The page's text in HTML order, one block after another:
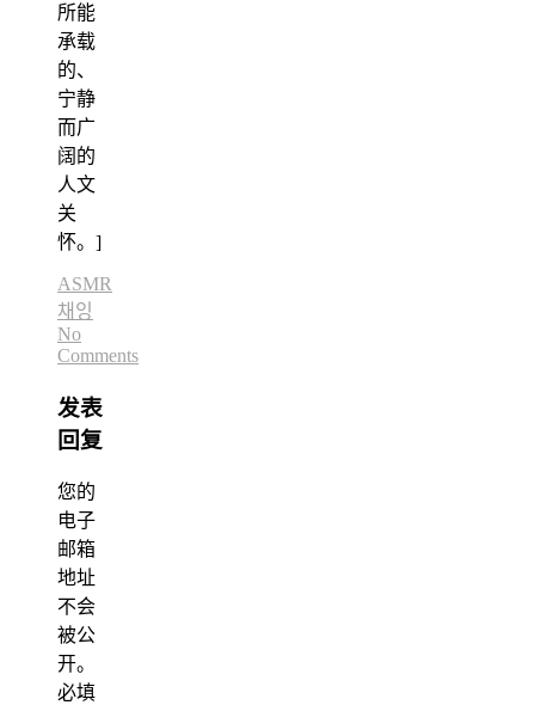
所能
承载
的、
宁静
而广
阔的
人文
关
怀。]
ASMR
채잉
No
Comments
发表
回复
您的
电子
邮箱
地址
不会
被公
开。
必填